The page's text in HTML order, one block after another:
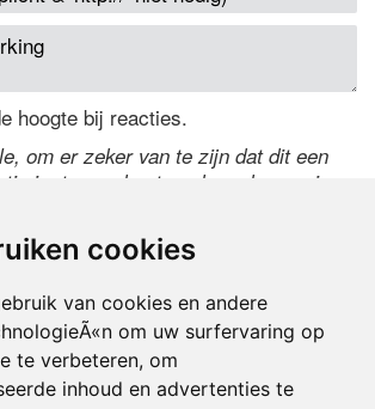
cookies
van cookies en andere
om uw surfervaring op
te verbeteren, om
inhoud en advertenties te
hoogte bij reacties.
om er zeker van te zijn dat dit een
is, typ onderstaande code over in